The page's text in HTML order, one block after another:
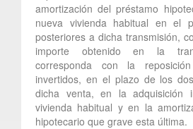
amortización del préstamo
nueva vivienda habitual en el
posteriores a dicha transmisión,
importe obtenido en la
corresponda con la
invertidos, en el plazo de los
dicha venta, en la adquisición
vivienda habitual y en la
hipotecario que grave esta última.